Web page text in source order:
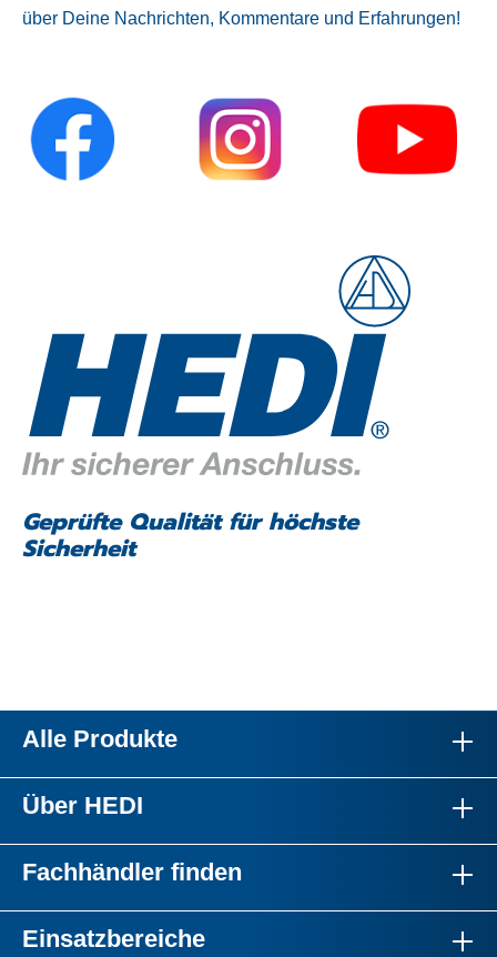
über Deine Nachrichten, Kommentare und Erfahrungen!
Geprüfte Qualität für höchste
Sicherheit
Alle Produkte
Über HEDI
Fachhändler finden
Einsatzbereiche